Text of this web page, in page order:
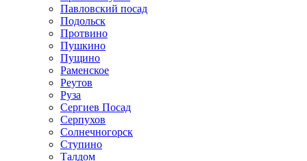
Павловский посад
Подольск
Протвино
Пушкино
Пущино
Раменское
Реутов
Руза
Сергиев Посад
Серпухов
Солнечногорск
Ступино
Талдом